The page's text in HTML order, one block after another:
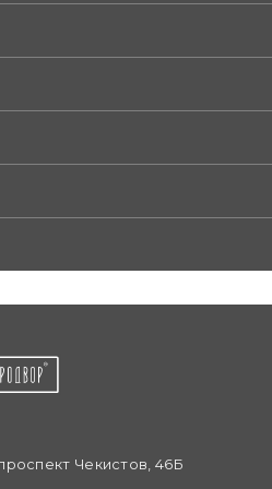
Чекистов, 46Б​